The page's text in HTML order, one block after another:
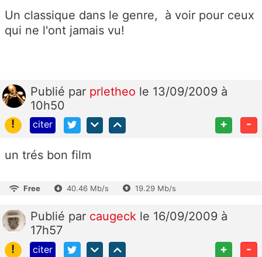
Un classique dans le genre, à voir pour ceux
qui ne l'ont jamais vu!
Publié par prletheo le 13/09/2009 à
10h50
!
citer + -
un trés bon film
Free 40.46 Mb/s 19.29 Mb/s
Publié par caugeck le 16/09/2009 à
17h57
!
citer + -